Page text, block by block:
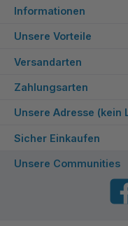
Informationen
Unsere Vorteile
Versandarten
Zahlungsarten
Unsere Adresse (kein
Sicher Einkaufen
Unsere Communities